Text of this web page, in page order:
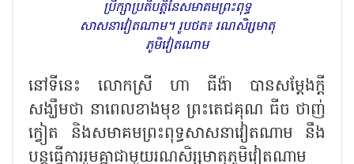
ប្រឹក្សាប្រតិបត្តិនៃសមាគមព្រះពុទ្ធ
សាសនាវៀតណាម។ រូបថត៖ រណសិរ្សមាតុ
ភូមិវៀតណាម
នៅទីនេះ លោកស្រី ហា ធីង៉ា បានសម្តែងក្តី
សង្ឃឹមថា នាពេលខាងមុខ ព្រះតេជគុណ ធីច ថាញ់
ក្វៀត និងសមាគមព្រះពុទ្ធសាសនាវៀតណាម នឹង
បន្តធ្វើការរួមគ្នាជាមួយរណសិរ្សមាតុភូមិវៀតណាម